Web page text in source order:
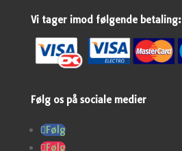
Vi tager imod følgende betaling:
Følg os på sociale medier
Følg
Følg